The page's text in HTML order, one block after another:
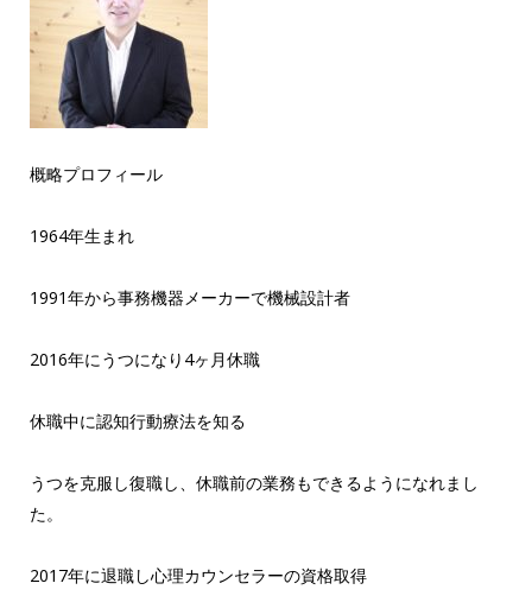
概略プロフィール
1964年生まれ
1991年から事務機器メーカーで機械設計者
2016年にうつになり4ヶ月休職
休職中に認知行動療法を知る
うつを克服し復職し、休職前の業務もできるようになれまし
た。
2017年に退職し心理カウンセラーの資格取得